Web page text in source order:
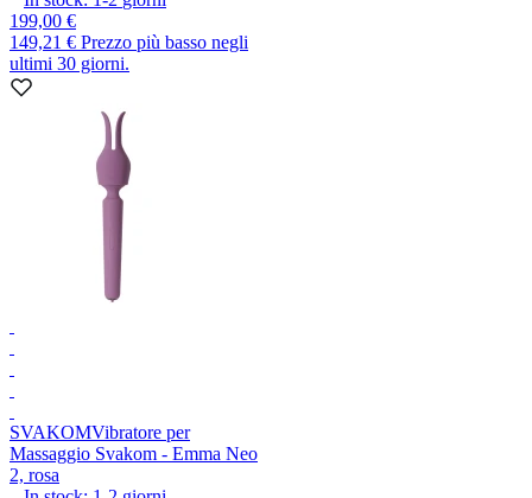
199,00 €
149,21 € Prezzo più basso negli
ultimi 30 giorni.
SVAKOMVibratore per
Massaggio Svakom - Emma Neo
2, rosa